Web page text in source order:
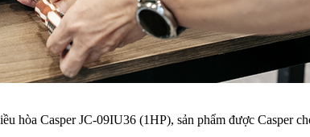
hòa Casper JC-09IU36 (1HP), sản phẩm được Casper